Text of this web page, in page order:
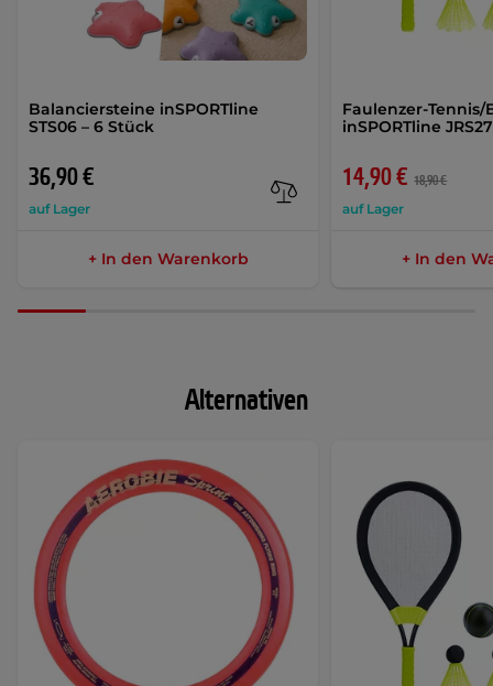
Balanciersteine inSPORTline
STS06 – 6 Stück
36,90 €
auf Lager
+ In den Warenkorb
Faulenzer-
inSPORTline
14,90 € 18,90 €
auf Lager
+ In den
Alternativen